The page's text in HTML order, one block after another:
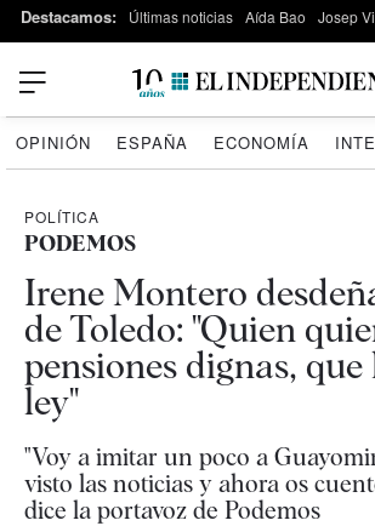
Destacamos: Últimas noticias Aída Bao Josep
OPINIÓN ESPAÑA ECONOMÍA
POLÍTICA
PODEMOS
Irene Montero
de Toledo: "Quien
pensiones dignas,
ley"
"Voy a imitar un poco a
visto las noticias y ahora os
dice la portavoz de Podemos